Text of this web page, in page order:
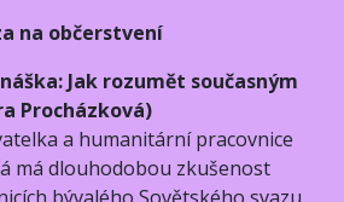
na občerstvení
Jak rozumět současným
Procházková)
a humanitární pracovnice
má dlouhodobou zkušenost